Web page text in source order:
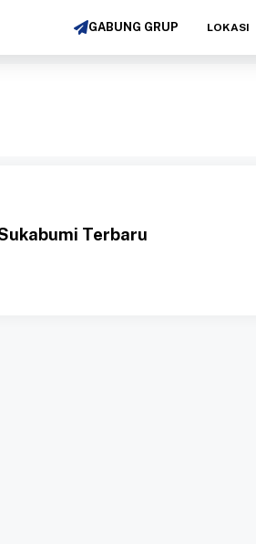
GABUNG GRUP LOKASI
Terbaru